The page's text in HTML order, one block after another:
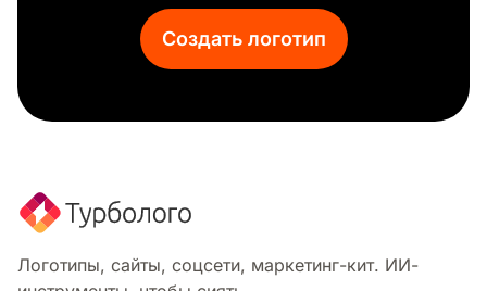
Кондитерские изделия
Красный бык
Соус
Клубника
Тако
Веганская еда
Создать логотип
Логотипы, сайты, соцсети, маркетинг-кит. ИИ-